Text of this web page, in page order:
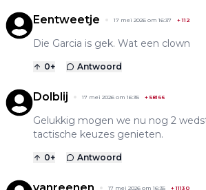
Eentweetje 17 mei 2026 om 16:37 +112
Die Garcia is gek. Wat een clown
0+ Antwoord
Dolblij 17 mei 2026 om 16:35 +58166
Gelukkig mogen we nu nog 2
tactische keuzes genieten.
0+ Antwoord
17 mei 2026 om 16:35 +11130